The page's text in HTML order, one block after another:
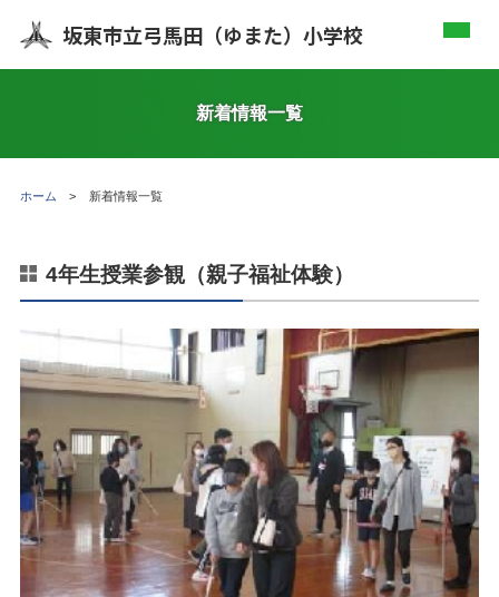
坂東市立弓馬田（ゆまた）小学校
新着情報一覧
ホーム 新着情報一覧
4年生授業参観（親子福祉体験）